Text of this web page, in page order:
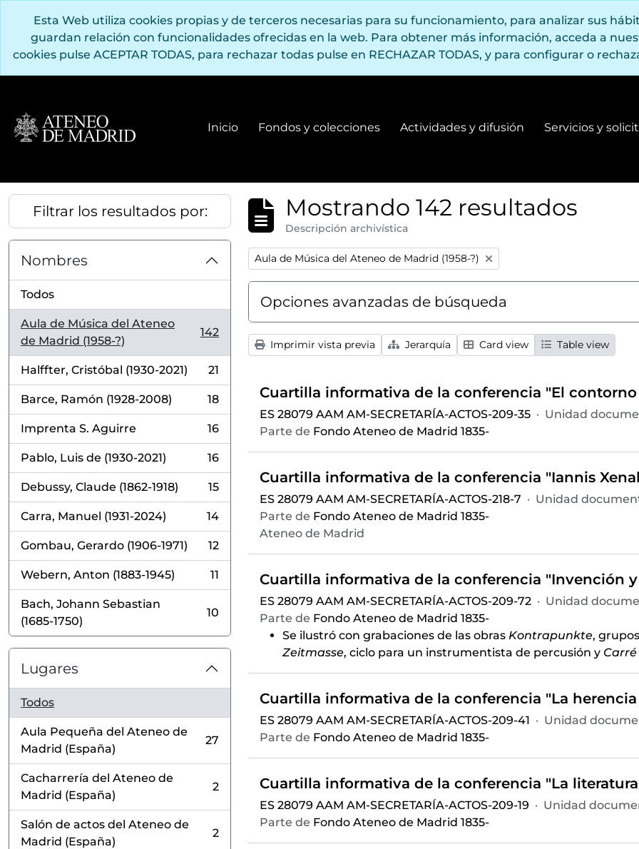
Esta Web utiliza cookies propias y de terceros necesarias para su funcionamiento, para analizar sus
guardan relación con funcionalidades ofrecidas en la web. Para obtener más información, acceda a
cookies pulse ACEPTAR TODAS, para rechazar todas pulse en RECHAZAR TODAS, y para configurar o
Inicio Fondos y colecciones
Fondos y colecciones
Actividades y difusión
Actividades y difusión
Servicios y
Filtrar los resultados por:
Nombres
Todos
Aula de Música del Ateneo
de Madrid (1958-?)
, 142 resultados
142
Halffter, Cristóbal (1930-2021)
, 21 resultados
21
Barce, Ramón (1928-2008)
, 18 resultados
18
Imprenta S. Aguirre
, 16 resultados
16
Pablo, Luis de (1930-2021)
, 16 resultados
16
Debussy, Claude (1862-1918)
, 15 resultados
15
Carra, Manuel (1931-2024)
, 14 resultados
14
Gombau, Gerardo (1906-1971)
, 12 resultados
12
Webern, Anton (1883-1945)
, 11 resultados
11
Bach, Johann Sebastian
(1685-1750)
, 10 resultados
10
Lugares
Todos
Aula Pequeña del Ateneo de
Madrid (España)
, 27 resultados
27
Cacharrería del Ateneo de
Madrid (España)
, 2 resultados
2
Salón de actos del Ateneo de
Madrid (España)
, 2 resultados
2
Mostrando 142 resultados
Descripción archivística
Remove filter:
Aula de Música del Ateneo de Madrid (1958-?)
Opciones avanzadas de búsqueda
Imprimir vista previa Jerarquía Card view Table view
ES 28079 AAM AM-SECRETARÍA-ACTOS-209-35 · Unidad
Parte de Fondo Ateneo de Madrid 1835-
ES 28079 AAM AM-SECRETARÍA-ACTOS-218-7 · Unidad
Parte de Fondo Ateneo de Madrid 1835-
Ateneo de Madrid
ES 28079 AAM AM-SECRETARÍA-ACTOS-209-72 · Unidad
Parte de Fondo Ateneo de Madrid 1835-
Se ilustró con grabaciones de las obras Kontrapunkte,
Zeitmasse, ciclo para un instrumentista de percusión y Carré
ES 28079 AAM AM-SECRETARÍA-ACTOS-209-41 · Unidad
Parte de Fondo Ateneo de Madrid 1835-
ES 28079 AAM AM-SECRETARÍA-ACTOS-209-19 · Unidad
Parte de Fondo Ateneo de Madrid 1835-